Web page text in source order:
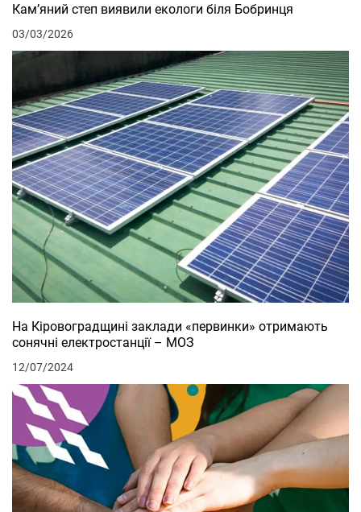
Кам’яний степ виявили екологи біля Бобринця
03/03/2026
На Кіровоградщині заклади «первинки» отримають
сонячні електростанції – МОЗ
12/07/2024